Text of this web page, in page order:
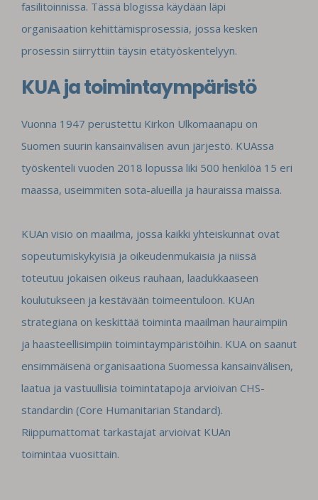
fasilitoinnissa. Tässä blogissa käydään läpi
organisaation kehittämisprosessia, jossa kesken
prosessin siirryttiin täysin etätyöskentelyyn.
KUA ja toimintaympäristö
Vuonna 1947 perustettu Kirkon Ulkomaanapu on
Suomen suurin kansainvälisen avun järjestö. KUAssa
työskenteli vuoden 2018 lopussa liki 500 henkilöä 15 eri
maassa, useimmiten sota-alueilla ja hauraissa maissa.
KUAn visio on maailma, jossa kaikki yhteiskunnat ovat
sopeutumiskykyisiä ja oikeudenmukaisia ja niissä
toteutuu jokaisen oikeus rauhaan, laadukkaaseen
koulutukseen ja kestävään toimeentuloon. KUAn
strategiana on keskittää toiminta maailman hauraimpiin
ja haasteellisimpiin toimintaympäristöihin. KUA on saanut
ensimmäisenä organisaationa Suomessa kansainvälisen,
laatua ja vastuullisia toimintatapoja arvioivan CHS-
standardin (Core Humanitarian Standard).
Riippumattomat tarkastajat arvioivat KUAn
toimintaa vuosittain.